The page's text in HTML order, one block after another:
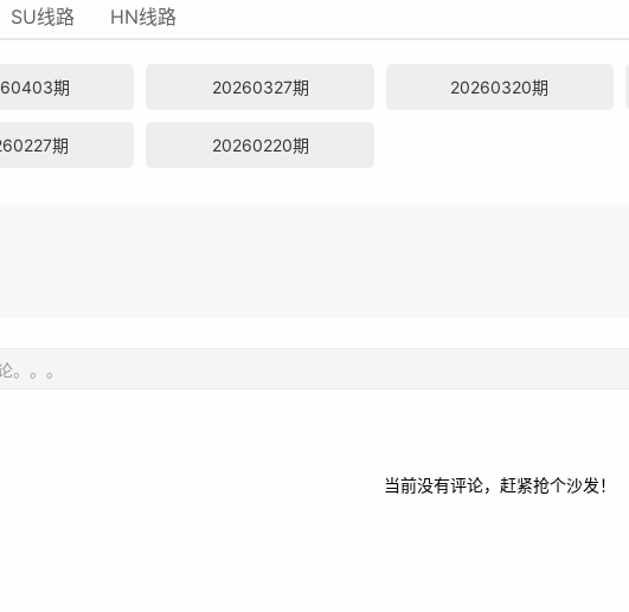
SU线路 HN线路
期 20260327期 20260320期
期 20260220期
当前没有评论，赶紧抢个沙发！